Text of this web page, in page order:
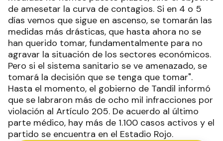
de amesetar la curva de contagios. Si en 4 o 5
días vemos que sigue en ascenso, se tomarán las
medidas más drásticas, que hasta ahora no se
han querido tomar, fundamentalmente para no
agravar la situación de los sectores económicos.
Pero si el sistema sanitario se ve amenazado, se
tomará la decisión que se tenga que tomar".
Hasta el momento, el gobierno de Tandil informó
que se labraron más de ocho mil infracciones por
violación al Artículo 205. De acuerdo al último
parte médico, hay más de 1.100 casos activos y el
partido se encuentra en el Estadio Rojo.